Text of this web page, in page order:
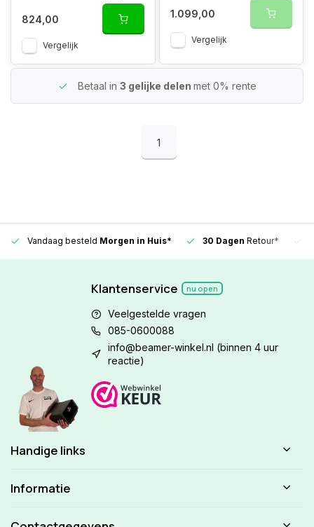
824,00
Vergelijk
1.099,00
Vergelijk
Betaal in 3 gelijke delen met 0% rente
1
Vandaag besteld Morgen in Huis* 30 Dagen Retour*
Klantenservice nu open
Veelgestelde vragen
085-0600088
info@beamer-winkel.nl (binnen 4 uur
reactie)
Handige links
Informatie